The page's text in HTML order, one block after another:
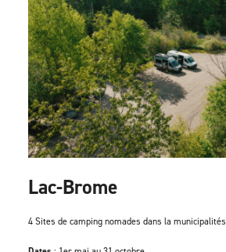
Lac-Brome
4 Sites de camping nomades dans la municipalités